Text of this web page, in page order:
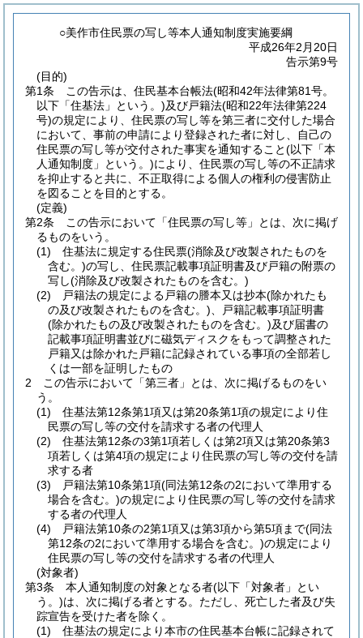
○美作市住民票の写し等本人通知制度実施要綱
平成26年2月20日
告示第9号
(目的)
第1条
この告示は、住民基本台帳法(昭和42年法律第81号。
以下「住基法」という。)及び戸籍法(昭和22年法律第224
号)の規定により、住民票の写し等を第三者に交付した場合
において、事前の申請により登録された者に対し、自己の
住民票の写し等が交付された事実を通知すること(以下「本
人通知制度」という。)により、住民票の写し等の不正請求
を抑止すると共に、不正取得による個人の権利の侵害防止
を図ることを目的とする。
(定義)
第2条
この告示において「住民票の写し等」とは、次に掲げ
るものをいう。
(1)
住基法に規定する住民票(消除及び改製されたものを
含む。)の写し、住民票記載事項証明書及び戸籍の附票の
写し(消除及び改製されたものを含む。)
(2)
戸籍法の規定による戸籍の謄本又は抄本(除かれたも
の及び改製されたものを含む。) 、戸籍記載事項証明書
(除かれたもの及び改製されたものを含む。)及び届書の
記載事項証明書並びに磁気ディスクをもって調整された
戸籍又は除かれた戸籍に記録されている事項の全部若し
くは一部を証明したもの
2
この告示において「第三者」とは、次に掲げるものをい
う。
(1)
住基法第12条第1項又は第20条第1項の規定により住
民票の写し等の交付を請求する者の代理人
(2)
住基法第12条の3第1項若しくは第2項又は第20条第3
項若しくは第4項の規定により住民票の写し等の交付を請
求する者
(3)
戸籍法第10条第1項(同法第12条の2において準用する
場合を含む。)の規定により住民票の写し等の交付を請求
する者の代理人
(4)
戸籍法第10条の2第1項又は第3項から第5項まで(同法
第12条の2において準用する場合を含む。)の規定により
住民票の写し等の交付を請求する者の代理人
(対象者)
第3条
本人通知制度の対象となる者(以下「対象者」とい
う。)は、次に掲げる者とする。 ただし、死亡した者及び失
踪宣告を受けた者を除く。
(1)
住基法の規定により本市の住民基本台帳に記録されて